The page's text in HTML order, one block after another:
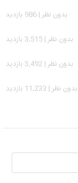
بدون نظر | 986 بازدید
بدون نظر | 3,515 بازدید
بدون نظر | 3,492 بازدید
بدون نظر | 11,233 بازدید